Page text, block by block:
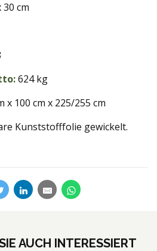
30 cm
624 kg
x 100 cm x 225/255 cm
Kunststofffolie gewickelt.
AUCH INTERESSIERT